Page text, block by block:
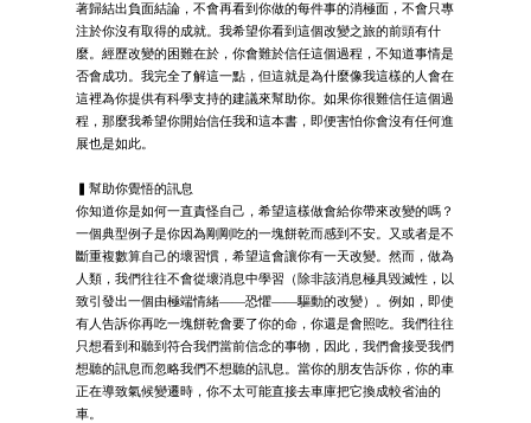
著歸結出負面結論，不會再看到你做的每件事的消極面，不會只專
注於你沒有取得的成就。我希望你看到這個改變之旅的前頭有什
麼。經歷改變的困難在於，你會難於信任這個過程，不知道事情是
否會成功。我完全了解這一點，但這就是為什麼像我這樣的人會在
這裡為你提供有科學支持的建議來幫助你。如果你很難信任這個過
程，那麼我希望你開始信任我和這本書，即便害怕你會沒有任何進
展也是如此。
▍幫助你覺悟的訊息
你知道你是如何一直責怪自己，希望這樣做會給你帶來改變的嗎？
一個典型例子是你因為剛剛吃的一塊餅乾而感到不安。又或者是不
斷重複數算自己的壞習慣，希望這會讓你有一天改變。然而，做為
人類，我們往往不會從壞消息中學習（除非該消息極具毀滅性，以
致引發出一個由極端情緒——恐懼——驅動的改變）。例如，即使
有人告訴你再吃一塊餅乾會要了你的命，你還是會照吃。我們往往
只想看到和聽到符合我們當前信念的事物，因此，我們會接受我們
想聽的訊息而忽略我們不想聽的訊息。當你的朋友告訴你，你的車
正在導致氣候變遷時，你不太可能直接去車庫把它換成較省油的
車。